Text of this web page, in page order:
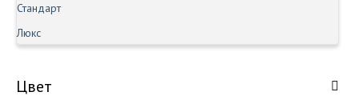
Стандарт
Люкс
Цвет